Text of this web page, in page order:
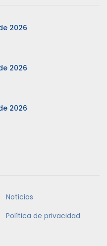
2026
2026
2026
Noticias
Política de privacidad